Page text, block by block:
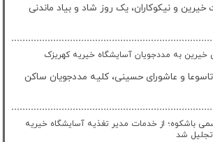
و نیکوکاران، یک روز شاد و بیاد ماندنی
خیرین به مددجویان آسایشگاه خیریه کهریزک
تاسوعا و عاشورای حسینی، کلیه مددجویان ساکن
باشکوه؛ از خدمات مدیر تغذیه آسایشگاه خیریه
شد